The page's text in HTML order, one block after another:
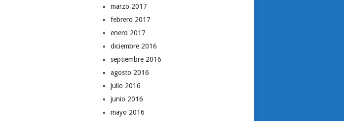
marzo 2017
febrero 2017
enero 2017
diciembre 2016
septiembre 2016
agosto 2016
julio 2016
junio 2016
mayo 2016